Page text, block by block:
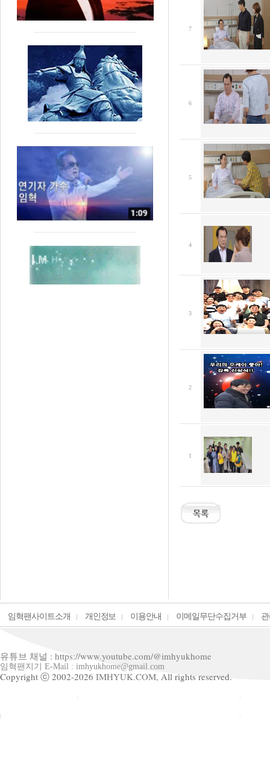
7
6
5
4
3
2
1
임혁팬사이트소개 개인정보 이용안내 이메일무단수집거부
유튜브 채널 : https://www.youtube.com/@imhyukhome
임혁팬지기 E-Mail : imhyukhome@gmail.com
Copyright ⓒ 2002-2026 IMHYUK.COM, All rights reserved.